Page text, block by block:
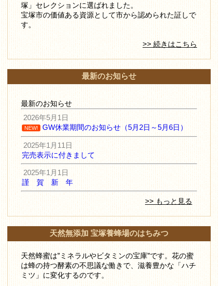
塚」セレクションに選ばれました。
宝塚市の価値ある資源として市から認められた証しで
す。
>> 続きはこちら
最新のお知らせ
最新のお知らせ
2026年5月1日
NEW! GW休業期間のお知らせ（5月2日～5月6日）
2025年1月11日
完売表示に付きまして
2025年1月1日
謹 賀 新 年
>> もっと見る
天然無添加 宝塚養蜂場のはちみつ
天然蜂蜜は”ミネラルやビタミンの宝庫”です。花の蜜
は蜂の持つ酵素の不思議な働きで、滋養豊かな「ハチ
ミツ」に変化するのです。